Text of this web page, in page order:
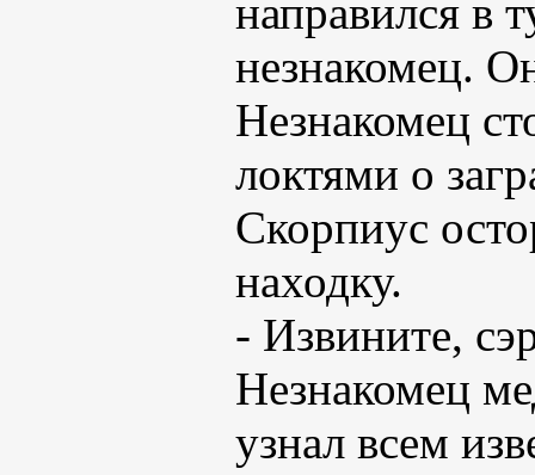
направился в
незнакомец.
Незнакомец
локтями о
Скорпиус
находку.
- Извините,
Незнакомец
узнал всем